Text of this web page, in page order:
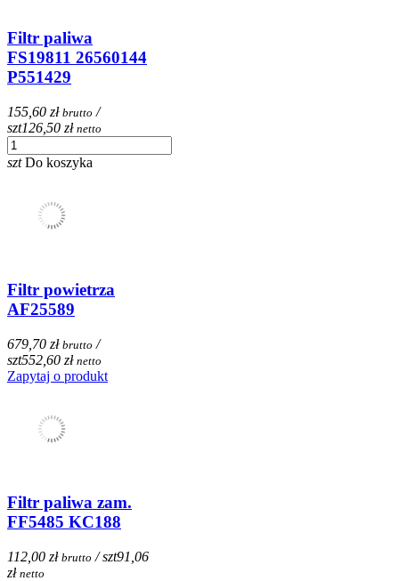
Filtr paliwa
FS19811 26560144
P551429
155,60 zł brutto /
szt126,50 zł netto
szt Do koszyka
Filtr powietrza
AF25589
679,70 zł brutto /
szt552,60 zł netto
Zapytaj o produkt
Filtr paliwa zam.
FF5485 KC188
112,00 zł brutto / szt91,06
zł netto